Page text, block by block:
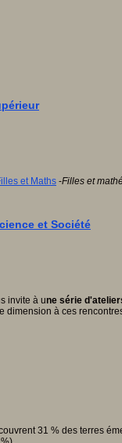
et Maths -Filles et
et Société
invite à une série
dimension à ces
31 % des terres